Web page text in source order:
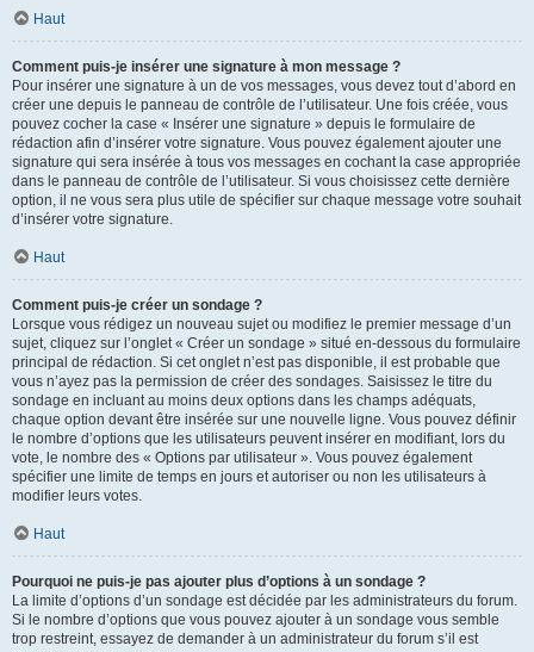
Haut
Comment puis-je insérer une signature à mon message ?
Pour insérer une signature à un de vos messages, vous devez tout d’abord en
créer une depuis le panneau de contrôle de l’utilisateur. Une fois créée, vous
pouvez cocher la case « Insérer une signature » depuis le formulaire de
rédaction afin d’insérer votre signature. Vous pouvez également ajouter une
signature qui sera insérée à tous vos messages en cochant la case appropriée
dans le panneau de contrôle de l’utilisateur. Si vous choisissez cette dernière
option, il ne vous sera plus utile de spécifier sur chaque message votre souhait
d’insérer votre signature.
Haut
Comment puis-je créer un sondage ?
Lorsque vous rédigez un nouveau sujet ou modifiez le premier message d’un
sujet, cliquez sur l’onglet « Créer un sondage » situé en-dessous du formulaire
principal de rédaction. Si cet onglet n’est pas disponible, il est probable que
vous n’ayez pas la permission de créer des sondages. Saisissez le titre du
sondage en incluant au moins deux options dans les champs adéquats,
chaque option devant être insérée sur une nouvelle ligne. Vous pouvez définir
le nombre d’options que les utilisateurs peuvent insérer en modifiant, lors du
vote, le nombre des « Options par utilisateur ». Vous pouvez également
spécifier une limite de temps en jours et autoriser ou non les utilisateurs à
modifier leurs votes.
Haut
Pourquoi ne puis-je pas ajouter plus d’options à un sondage ?
La limite d’options d’un sondage est décidée par les administrateurs du forum.
Si le nombre d’options que vous pouvez ajouter à un sondage vous semble
trop restreint, essayez de demander à un administrateur du forum s’il est